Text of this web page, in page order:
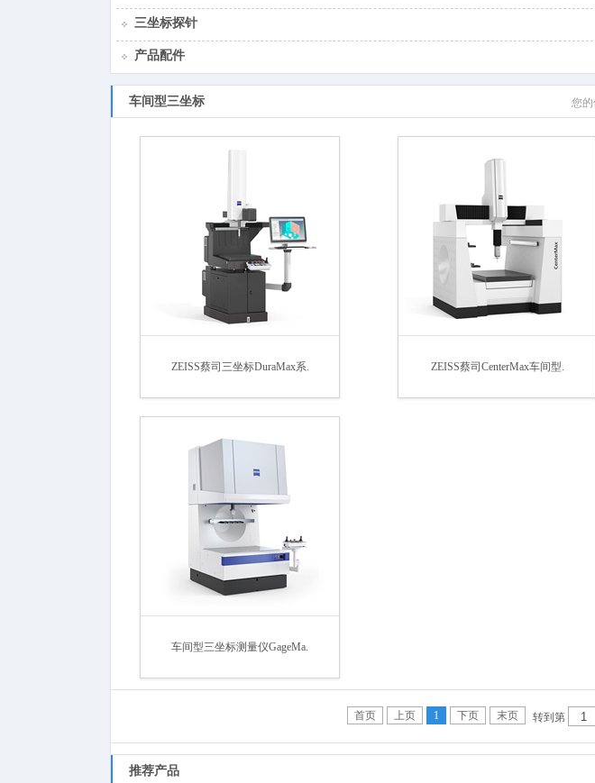
三坐标探针
产品配件
您的
车间型三坐标
ZEISS蔡司三坐标DuraMax系. ZEISS蔡司CenterMax车间型.
车间型三坐标测量仪GageMa.
首页 上页 1 下页 末页 转到第
推荐产品